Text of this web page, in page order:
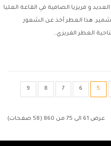
و فريزيا الصافية في القاعة العليا
هذا العطر أخذ عن الشعور
العطر الفريزي..
5
6
7
8
9
عرض 61 الى 75 من 860 (58 صفحات)